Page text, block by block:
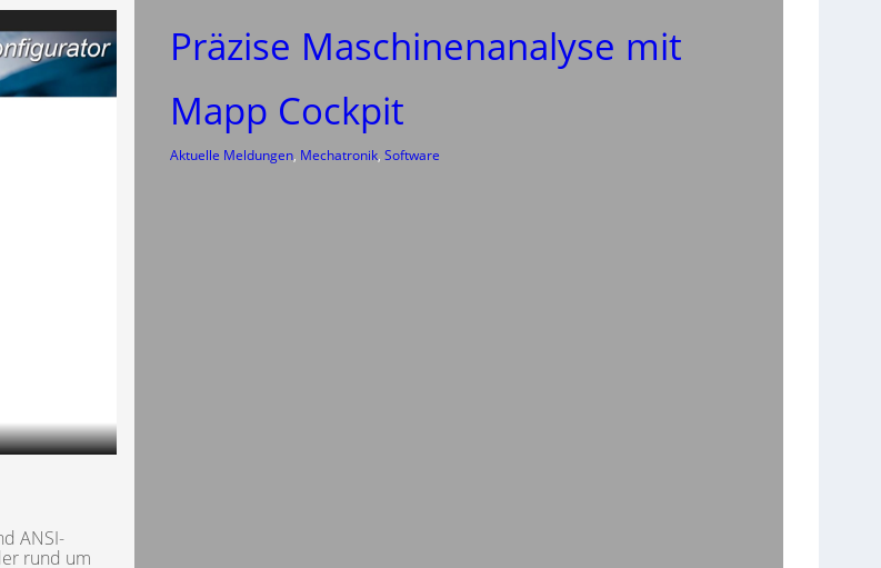
ANSI-
rund um
Präzise Maschinenanalyse mit
Mapp Cockpit
Aktuelle Meldungen, Mechatronik, Software